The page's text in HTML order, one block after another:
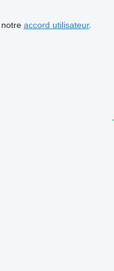
accord utilisateur.